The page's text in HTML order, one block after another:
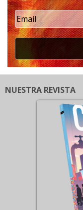
NUESTRA REVISTA